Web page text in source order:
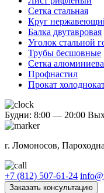
Сетка стальная
Круг
Балка двутавровая
Уголок стальной
Трубы бесшовные
Сетка
Профнастил
Прокат
Будни: 8:00 — 20:00
г. Ломоносов,
+7 (812) 507-61-24
Заказать консультацию